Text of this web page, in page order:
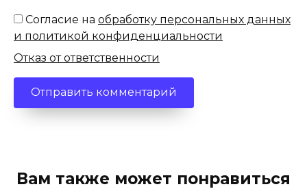
Согласие на обработку персональных данных
и политикой конфиденциальности
Отказ от ответственности
Вам также может понравиться